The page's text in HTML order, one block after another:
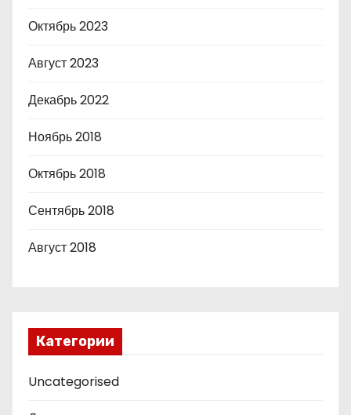
Октябрь 2023
Август 2023
Декабрь 2022
Ноябрь 2018
Октябрь 2018
Сентябрь 2018
Август 2018
Категории
Uncategorised